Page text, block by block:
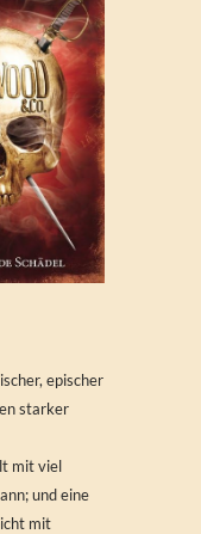
epischer
starker
mit viel
und eine
mit